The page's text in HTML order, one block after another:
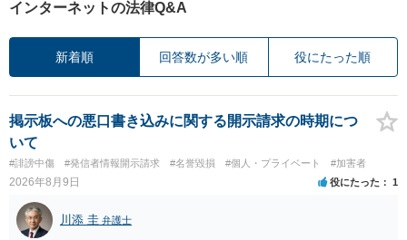
インターネットの法律Q&A
新着順 回答数が多い順 役にたった順
掲示板への悪口書き込みに関する開示請求の時期につ
いて
#誹謗中傷 #発信者情報開示請求 #名誉毀損 #個人・プライベート #加害者
2026年8月9日 役にたった 1
川添 圭 弁護士